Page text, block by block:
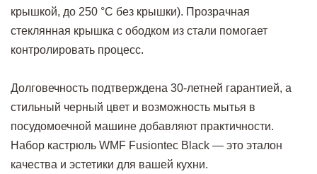
крышкой, до 250 °C без крышки). Прозрачная
стеклянная крышка с ободком из стали помогает
контролировать процесс.
Долговечность подтверждена 30-летней гарантией, а
стильный черный цвет и возможность мытья в
посудомоечной машине добавляют практичности.
Набор кастрюль WMF Fusiontec Black — это эталон
качества и эстетики для вашей кухни.